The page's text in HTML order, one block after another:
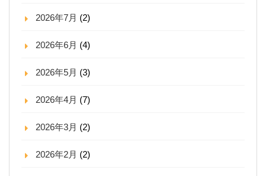
2026年7月 (2)
2026年6月 (4)
2026年5月 (3)
2026年4月 (7)
2026年3月 (2)
2026年2月 (2)